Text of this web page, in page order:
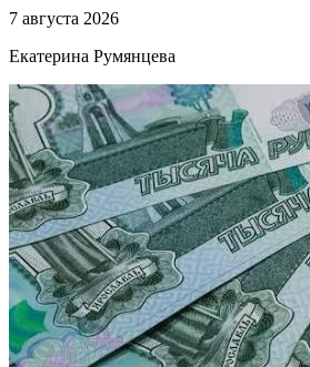
7 августа 2026
Екатерина Румянцева